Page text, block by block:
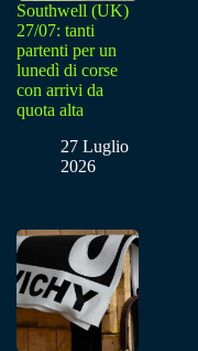
Southwell (UK)
27/07: tanti
partenti per un
lunedì di corse
con arrivi da
quota alta
27 Luglio
2026